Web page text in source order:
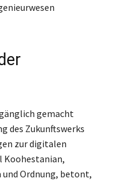
gemacht
des Zukunftswerks
zur digitalen
Koohestanian,
Ordnung, betont,